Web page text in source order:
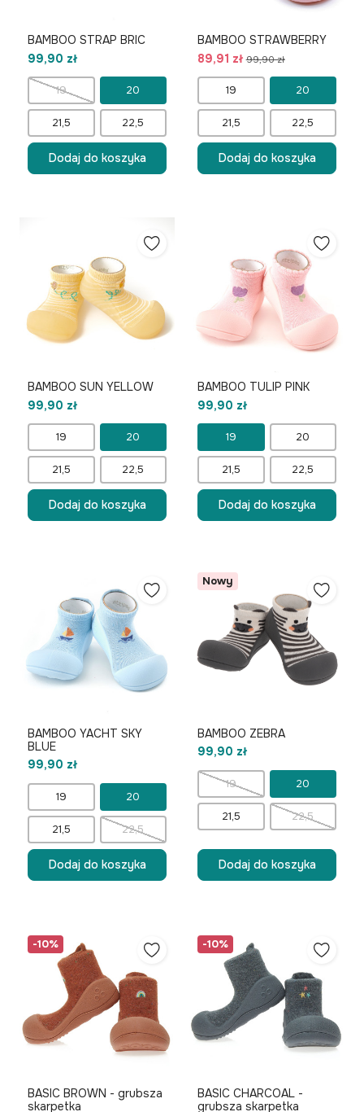
BAMBOO STRAP BRIC
99,90 zł
19 20
21,5 22,5
Dodaj do koszyka
BAMBOO STRAWBERRY
89,91 zł99,90 zł
19 20
21,5 22,5
Dodaj do koszyka
BAMBOO SUN YELLOW
99,90 zł
19 20
21,5 22,5
Dodaj do koszyka
BAMBOO TULIP PINK
99,90 zł
19 20
21,5 22,5
Dodaj do koszyka
BAMBOO YACHT SKY
BLUE
99,90 zł
19 20
21,5 22,5
Dodaj do koszyka
Nowy
BAMBOO ZEBRA
99,90 zł
19 20
21,5 22,5
Dodaj do koszyka
-10%
BASIC BROWN - grubsza
skarpetka
-10%
BASIC CHARCOAL -
grubsza skarpetka